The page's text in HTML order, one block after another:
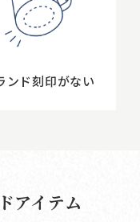
ンド刻印がない
アイテム